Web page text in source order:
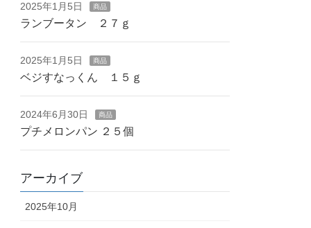
2025年1月5日 商品
ランブータン ２７ｇ
2025年1月5日 商品
ベジすなっくん １５ｇ
2024年6月30日 商品
プチメロンパン ２５個
アーカイブ
2025年10月